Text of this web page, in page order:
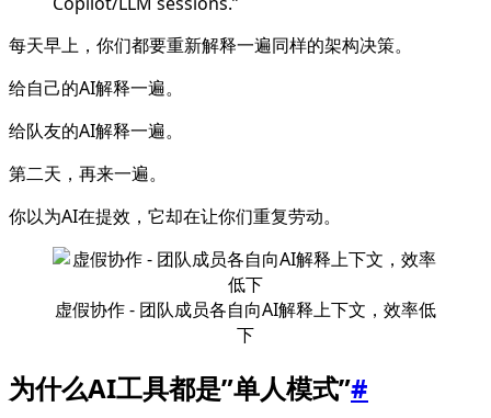
每天早上，你们都要重新解释一遍同样的架构决策。
给自己的AI解释一遍。
给队友的AI解释一遍。
第二天，再来一遍。
你以为AI在提效，它却在让你们重复劳动。
虚假协作 - 团队成员各自向AI解释上下文，效率低
下
为什么AI工具都是”单人模式”#